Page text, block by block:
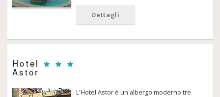
Dettagli
Hotel
Astor
L'Hotel Astor è un albergo moderno tre